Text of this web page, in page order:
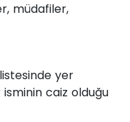
müdafiler,
yer
isminin caiz olduğu